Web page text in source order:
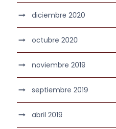
diciembre 2020
octubre 2020
noviembre 2019
septiembre 2019
abril 2019